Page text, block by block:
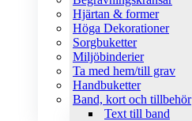
Hjärtan & former
Höga Dekorationer
Sorgbuketter
Miljöbinderier
Ta med hem/till grav
Handbuketter
Band, kort och tillbehör
Text till band